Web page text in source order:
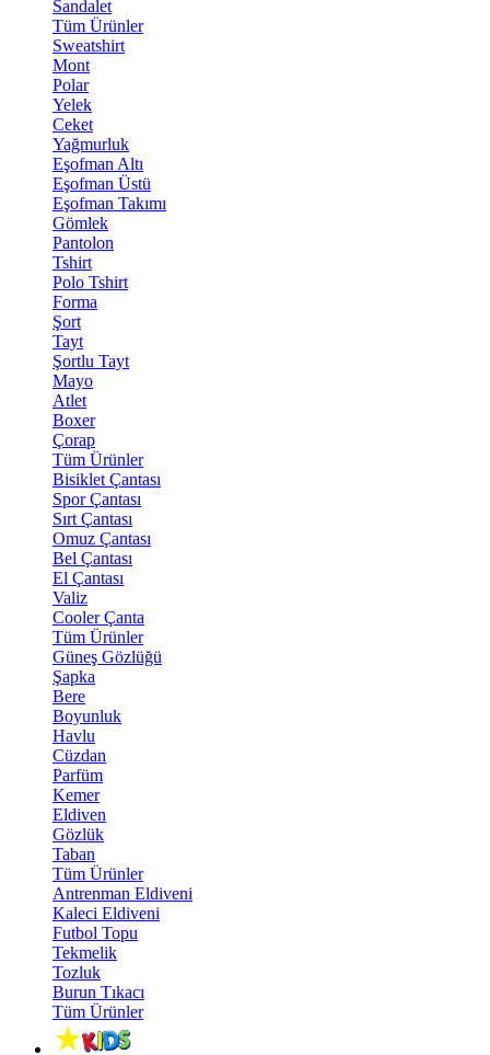
Sandalet
Tüm Ürünler
Sweatshirt
Mont
Polar
Yelek
Ceket
Yağmurluk
Eşofman Altı
Eşofman Üstü
Eşofman Takımı
Gömlek
Pantolon
Tshirt
Polo Tshirt
Forma
Şort
Tayt
Şortlu Tayt
Mayo
Atlet
Boxer
Çorap
Tüm Ürünler
Bisiklet Çantası
Spor Çantası
Sırt Çantası
Omuz Çantası
Bel Çantası
El Çantası
Valiz
Cooler Çanta
Tüm Ürünler
Güneş Gözlüğü
Şapka
Bere
Boyunluk
Havlu
Cüzdan
Parfüm
Kemer
Eldiven
Gözlük
Taban
Tüm Ürünler
Antrenman Eldiveni
Kaleci Eldiveni
Futbol Topu
Tekmelik
Tozluk
Burun Tıkacı
Tüm Ürünler